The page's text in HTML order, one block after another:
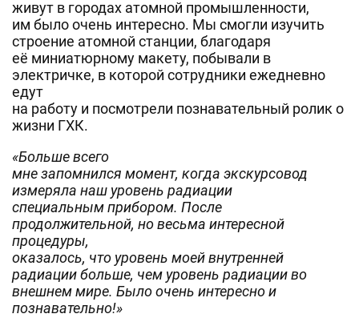
живут в городах атомной промышленности,
им было очень интересно. Мы смогли изучить
строение атомной станции, благодаря
её миниатюрному макету, побывали в
электричке, в которой сотрудники ежедневно
едут
на работу и посмотрели познавательный ролик о
жизни ГХК.
«Больше всего
мне запомнился момент, когда экскурсовод
измеряла наш уровень радиации
специальным прибором. После
продолжительной, но весьма интересной
процедуры,
оказалось, что уровень моей внутренней
радиации больше, чем уровень радиации во
внешнем мире. Было очень интересно и
познавательно!»